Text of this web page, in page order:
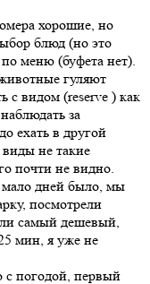
хорошие, но
блюд (но это
меню (буфета нет).
гуляют
с видом (reserve ) как
за
ехать в другой
не такие
почти не видно.
дней было, мы
посмотрели
самый дешевый,
мин, я уже не
с погодой, первый